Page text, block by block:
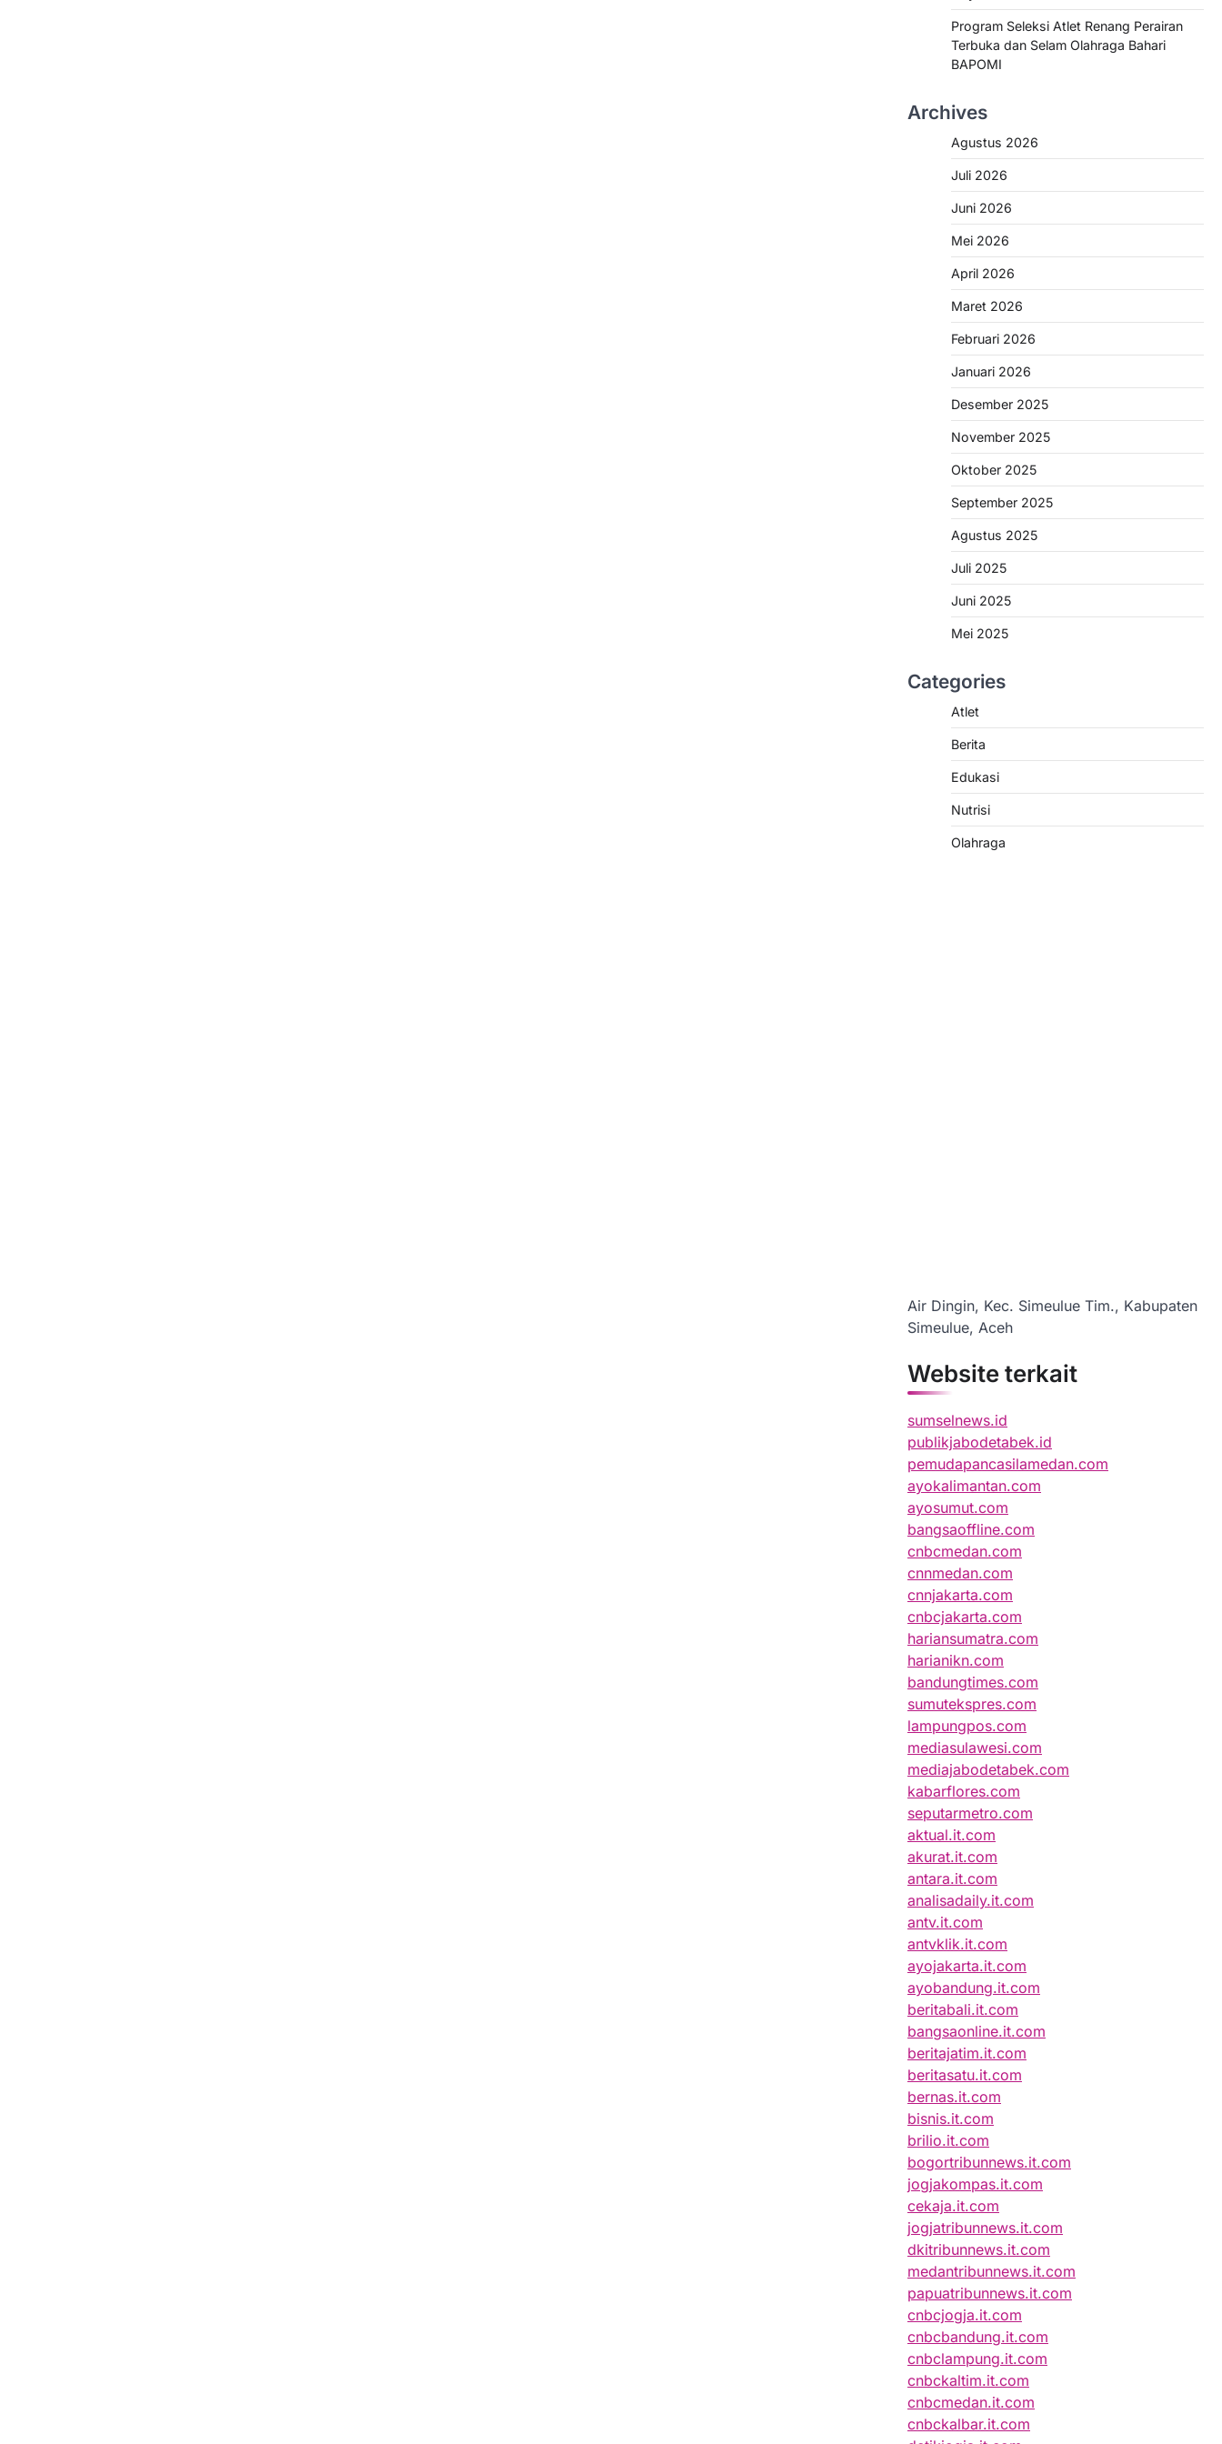
Program Seleksi Atlet Renang Perairan
Terbuka dan Selam Olahraga Bahari
BAPOMI
Archives
Agustus 2026
Juli 2026
Juni 2026
Mei 2026
April 2026
Maret 2026
Februari 2026
Januari 2026
Desember 2025
November 2025
Oktober 2025
September 2025
Agustus 2025
Juli 2025
Juni 2025
Mei 2025
Categories
Atlet
Berita
Edukasi
Nutrisi
Olahraga
Air Dingin, Kec. Simeulue Tim., Kabupaten
Simeulue, Aceh
Website terkait
sumselnews.id
publikjabodetabek.id
pemudapancasilamedan.com
ayokalimantan.com
ayosumut.com
bangsaoffline.com
cnbcmedan.com
cnnmedan.com
cnnjakarta.com
cnbcjakarta.com
hariansumatra.com
harianikn.com
bandungtimes.com
sumutekspres.com
lampungpos.com
mediasulawesi.com
mediajabodetabek.com
kabarflores.com
seputarmetro.com
aktual.it.com
akurat.it.com
antara.it.com
analisadaily.it.com
antv.it.com
antvklik.it.com
ayojakarta.it.com
ayobandung.it.com
beritabali.it.com
bangsaonline.it.com
beritajatim.it.com
beritasatu.it.com
bernas.it.com
bisnis.it.com
brilio.it.com
bogortribunnews.it.com
jogjakompas.it.com
cekaja.it.com
jogjatribunnews.it.com
dkitribunnews.it.com
medantribunnews.it.com
papuatribunnews.it.com
cnbcjogja.it.com
cnbcbandung.it.com
cnbclampung.it.com
cnbckaltim.it.com
cnbcmedan.it.com
cnbckalbar.it.com